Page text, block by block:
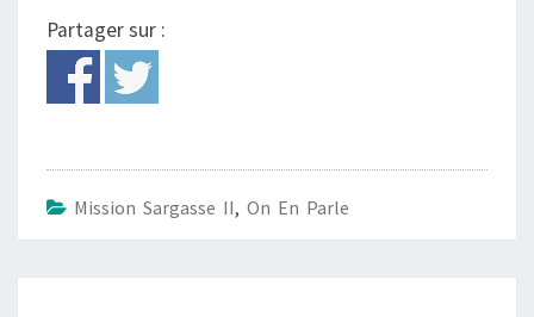
Partager sur :
Mission Sargasse II, On En Parle